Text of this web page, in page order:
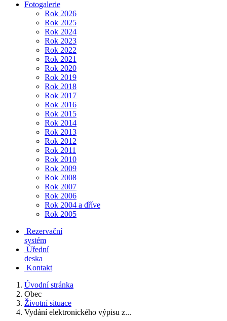
Fotogalerie
Rok 2026
Rok 2025
Rok 2024
Rok 2023
Rok 2022
Rok 2021
Rok 2020
Rok 2019
Rok 2018
Rok 2017
Rok 2016
Rok 2015
Rok 2014
Rok 2013
Rok 2012
Rok 2011
Rok 2010
Rok 2009
Rok 2008
Rok 2007
Rok 2006
Rok 2004 a dříve
Rok 2005
Rezervační
systém
Úřední
deska
Kontakt
Úvodní stránka
Obec
Životní situace
Vydání elektronického výpisu z...